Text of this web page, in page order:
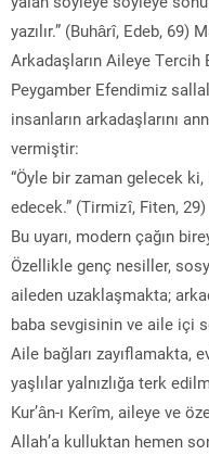
yazılır.” (Buhârî, Edeb, 69)
Arkadaşların Aileye
Peygamber Efendimiz
insanların arkadaşlarını
vermiştir:
“Öyle bir zaman gelecek ki,
edecek.” (Tirmizî, Fiten, 29)
Bu uyarı, modern çağın
Özellikle genç nesiller,
aileden uzaklaşmakta;
baba sevgisinin ve aile içi
Aile bağları zayıflamakta,
yaşlılar yalnızlığa terk
Kur’ân-ı Kerîm, aileye ve
Allah’a kulluktan hemen